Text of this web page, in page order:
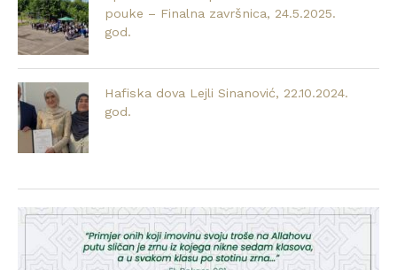
pouke – Finalna završnica, 24.5.2025.
god.
Hafiska dova Lejli Sinanović, 22.10.2024.
god.